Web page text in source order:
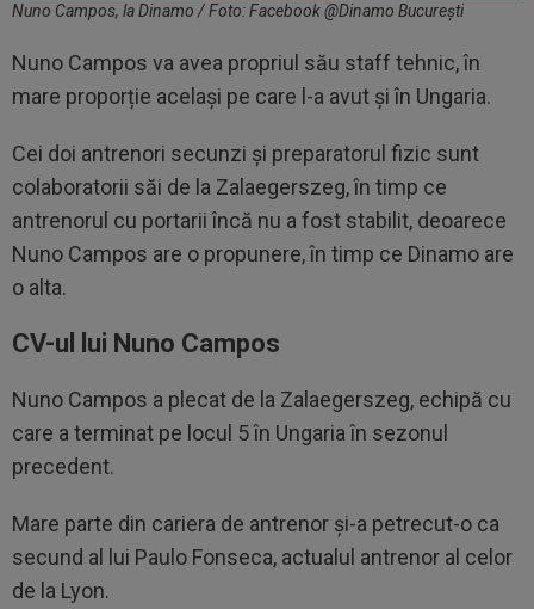
Nuno Campos, la Dinamo / Foto: Facebook @Dinamo București
Nuno Campos va avea propriul său staff tehnic, în
mare proporție același pe care l-a avut și în Ungaria.
Cei doi antrenori secunzi și preparatorul fizic sunt
colaboratorii săi de la Zalaegerszeg, în timp ce
antrenorul cu portarii încă nu a fost stabilit, deoarece
Nuno Campos are o propunere, în timp ce Dinamo are
o alta.
CV-ul lui Nuno Campos
Nuno Campos a plecat de la Zalaegerszeg, echipă cu
care a terminat pe locul 5 în Ungaria în sezonul
precedent.
Mare parte din cariera de antrenor și-a petrecut-o ca
secund al lui Paulo Fonseca, actualul antrenor al celor
de la Lyon.